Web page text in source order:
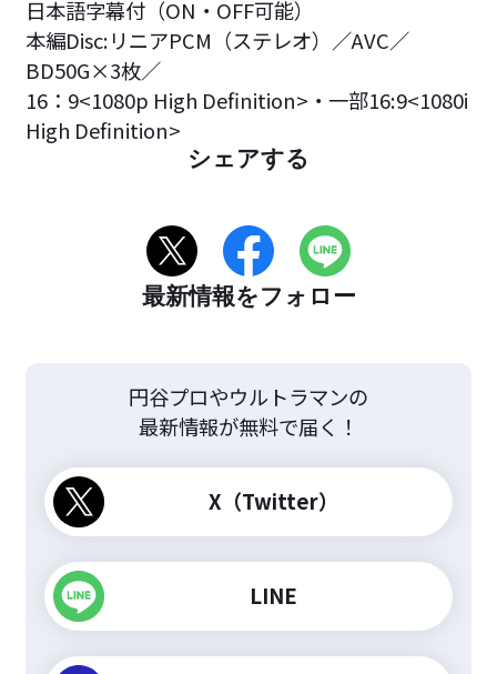
日本語字幕付（ON・OFF可能）
本編Disc:リニアPCM（ステレオ）／AVC／
BD50G×3枚／
16：9<1080p High Definition>・一部16:9<1080i
High Definition>
シェアする
最新情報をフォロー
円谷プロやウルトラマンの
最新情報が無料で届く！
X（Twitter）
LINE